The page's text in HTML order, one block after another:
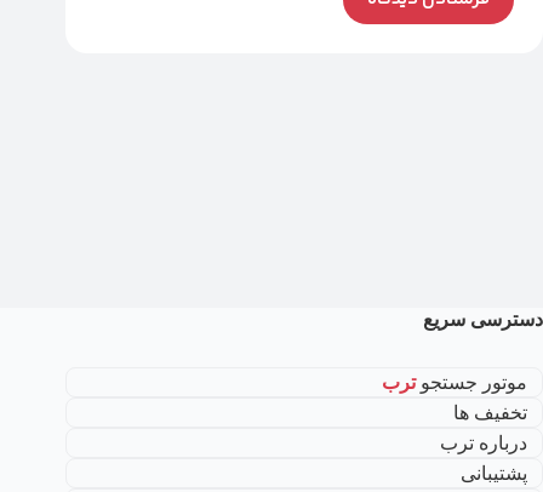
دسترسی سریع
موتور جستجوترب
تخفیف ها
درباره ترب
پشتیبانی